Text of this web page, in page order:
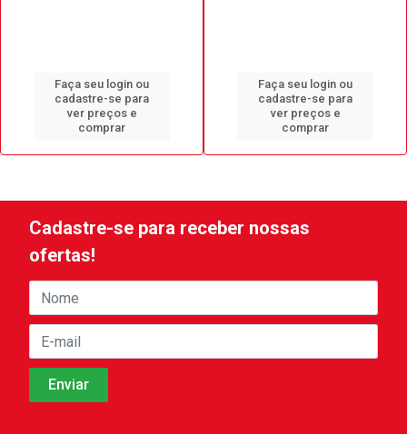
Faça seu login ou
cadastre-se para
ver preços e
comprar
Faça seu login ou
cadastre-se para
ver preços e
comprar
Cadastre-se para receber nossas
ofertas!